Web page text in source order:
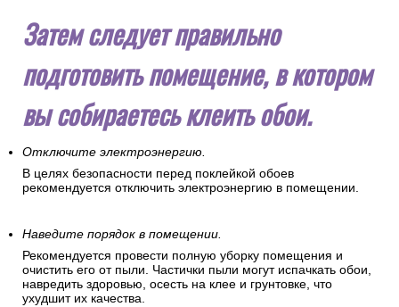
Затем следует правильно
подготовить помещение, в котором
вы собираетесь клеить обои.
Отключите электроэнергию.
В целях безопасности перед поклейкой обоев
рекомендуется отключить электроэнергию в помещении.
Наведите порядок в помещении.
Рекомендуется провести полную уборку помещения и
очистить его от пыли. Частички пыли могут испачкать обои,
навредить здоровью, осесть на клее и грунтовке, что
ухудшит их качества.